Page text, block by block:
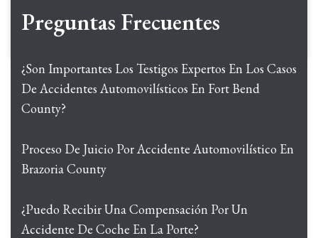
Preguntas Frecuentes
¿Son Importantes Los Testigos Expertos En Los Casos
De Accidentes Automovilísticos En Fort Bend
County?
Proceso De Juicio Por Accidente Automovilístico En
Brazoria County
¿Puedo Recibir Una Compensación Por Un
Accidente De Coche En La Porte?